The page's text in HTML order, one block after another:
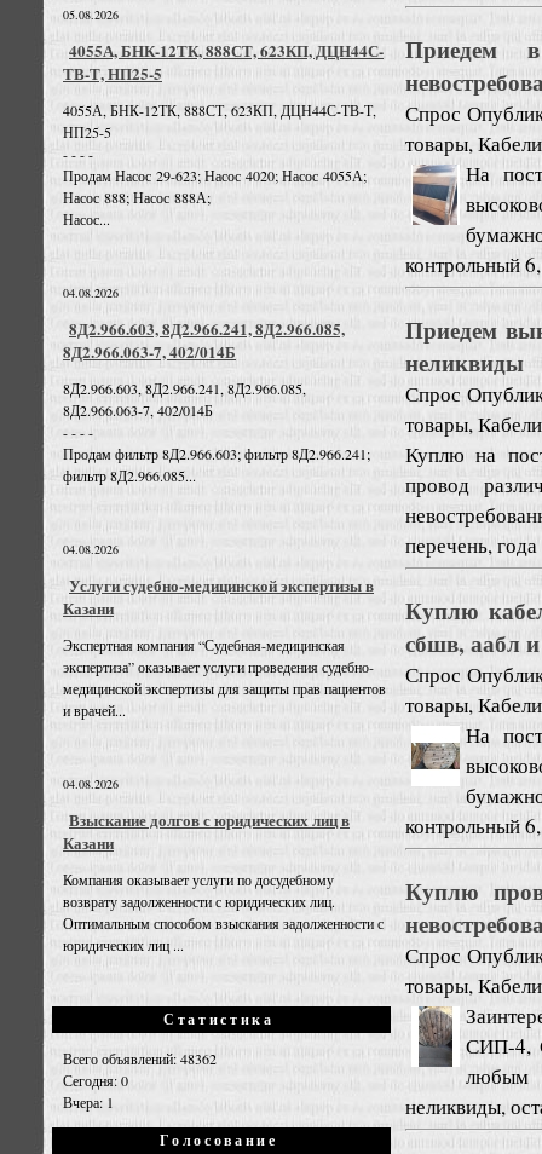
05.08.2026
4055А, БНК-12ТК, 888СТ, 623КП, ДЦН44С-
ТВ-Т, НП25-5
4055А, БНК-12ТК, 888СТ, 623КП, ДЦН44С-ТВ-Т,
НП25-5
- - - -
Продам Насос 29-623; Насос 4020; Насос 4055А;
Насос 888; Насос 888А;
Насос...
04.08.2026
8Д2.966.603, 8Д2.966.241, 8Д2.966.085,
8Д2.966.063-7, 402/014Б
8Д2.966.603, 8Д2.966.241, 8Д2.966.085,
8Д2.966.063-7, 402/014Б
- - - -
Продам фильтр 8Д2.966.603; фильтр 8Д2.966.241;
фильтр 8Д2.966.085...
04.08.2026
Услуги судебно-медицинской экспертизы в
Казани
Экспертная компания “Судебная-медицинская
экспертиза” оказывает услуги проведения судебно-
медицинской экспертизы для защиты прав пациентов
и врачей...
04.08.2026
Взыскание долгов с юридических лиц в
Казани
Компания оказывает услуги по досудебному
возврату задолженности с юридических лиц.
Оптимальным способом взыскания задолженности с
юридических лиц ...
Статистика
Всего объявлений: 48362
Сегодня: 0
Вчера: 1
Голосование
Приедем
Спрос
товары, Кабели
На
контрольный
Приедем
неликвиды
Спрос
товары, Кабели
Куплю на
провод
перечень,
Куплю
сбшв, аабл
Спрос
товары, Кабели
На
контрольный
Куплю
Спрос
товары, Кабели
СИП-4,
любым
неликвиды,